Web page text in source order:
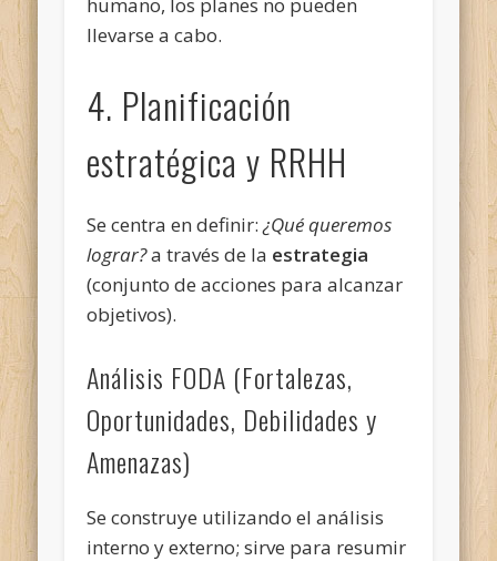
llevarse a cabo.
4. Planificación
estratégica y RRHH
Se centra en definir:¿Qué queremos
lograr?a través de la estrategia
(conjunto de acciones para alcanzar
objetivos).
Análisis FODA (Fortalezas,
Oportunidades, Debilidades y
Amenazas)
Se construye utilizando el análisis
interno y externo; sirve para resumir